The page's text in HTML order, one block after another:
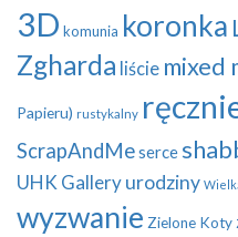
3D komunia koronka
Zgharda liście mixed
Papieru) rustykalny
ScrapAndMeserce
UHK Galleryurodziny
wyzwanie Zielone Koty